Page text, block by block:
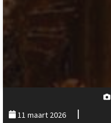
11 maart 2026